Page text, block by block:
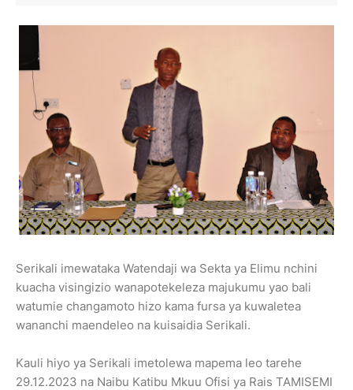
Serikali imewataka Watendaji wa Sekta ya Elimu nchini
kuacha visingizio wanapotekeleza majukumu yao bali
watumie changamoto hizo kama fursa ya kuwaletea
wananchi maendeleo na kuisaidia Serikali.
Kauli hiyo ya Serikali imetolewa mapema leo tarehe
29.12.2023 na Naibu Katibu Mkuu Ofisi ya Rais TAMISEMI